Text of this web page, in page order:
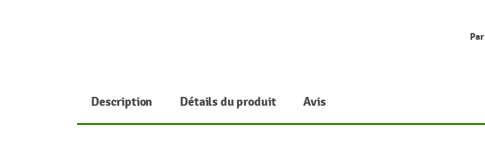
Description Détails du produit Avis